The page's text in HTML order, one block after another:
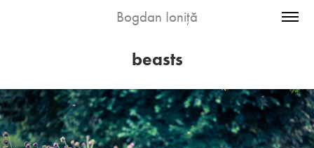
Bogdan Ioniță
beasts